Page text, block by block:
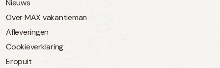
Nieuws
Over MAX vakantieman
Afleveringen
Cookieverklaring
Eropuit